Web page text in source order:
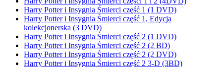
Harry Potter i Insygnia Śmierci część 1 (1 DVD)
Harry Potter i Insygnia Śmierci część 1, Edycja
kolekcjonerska (3 DVD)
Harry Potter i Insygnia Śmierci część 2 (1 DVD)
Harry Potter i Insygnia Śmierci część 2 (2 BD)
Harry Potter i Insygnia Śmierci część 2 (2 DVD)
Harry Potter i Insygnia Śmierci część 2 3-D (3BD)